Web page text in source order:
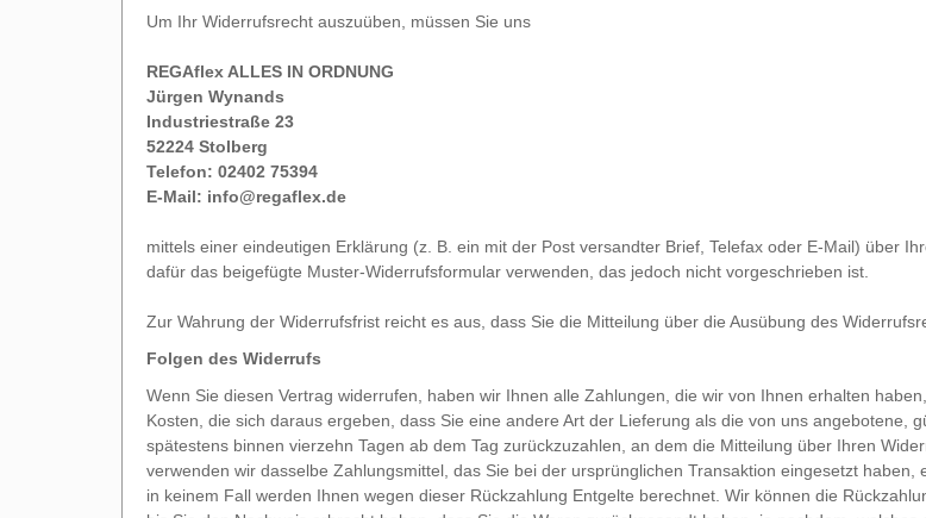
Um Ihr Widerrufsrecht auszuüben, müssen Sie uns
REGAflex ALLES IN ORDNUNG
Jürgen Wynands
Industriestraße 23
52224 Stolberg
Telefon: 02402 75394
E-Mail: info@regaflex.de
mittels einer eindeutigen Erklärung (z. B. ein mit der Post versandter Brief, Telefax oder E-Mail) über
dafür das beigefügte Muster-Widerrufsformular verwenden, das jedoch nicht vorgeschrieben ist.
Zur Wahrung der Widerrufsfrist reicht es aus, dass Sie die Mitteilung über die Ausübung des
Folgen des Widerrufs
Wenn Sie diesen Vertrag widerrufen, haben wir Ihnen alle Zahlungen, die wir von Ihnen erhalten
Kosten, die sich daraus ergeben, dass Sie eine andere Art der Lieferung als die von uns angebotene,
spätestens binnen vierzehn Tagen ab dem Tag zurückzuzahlen, an dem die Mitteilung über Ihren
verwenden wir dasselbe Zahlungsmittel, das Sie bei der ursprünglichen Transaktion eingesetzt
in keinem Fall werden Ihnen wegen dieser Rückzahlung Entgelte berechnet. Wir können die